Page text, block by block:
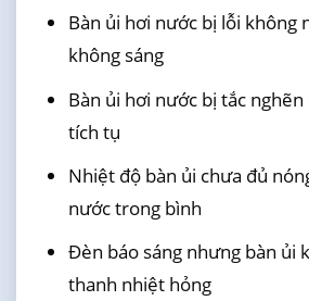
Bàn ủi hơi nước bị lỗi không
không sáng
Bàn ủi hơi nước bị tắc
tích tụ
Nhiệt độ bàn ủi chưa đủ
nước trong bình
Đèn báo sáng nhưng bàn ủi
thanh nhiệt hỏng